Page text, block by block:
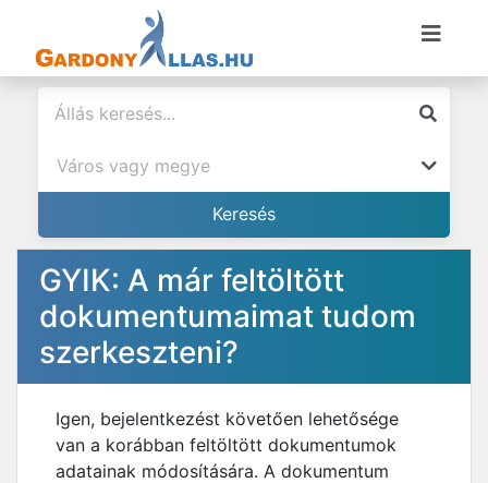
GYIK: A már feltöltött
dokumentumaimat tudom
szerkeszteni?
Igen, bejelentkezést követően lehetősége
van a korábban feltöltött dokumentumok
adatainak módosítására. A dokumentum